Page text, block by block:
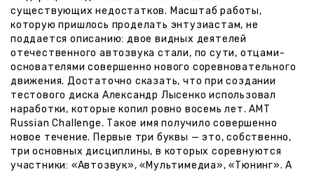
существующих недостатков. Масштаб работы,
которую пришлось проделать энтузиастам, не
поддается описанию: двое видных деятелей
отечественного автозвука стали, по сути, отцами-
основателями совершенно нового соревновательного
движения. Достаточно сказать, что при создании
тестового диска Александр Лысенко использовал
наработки, которые копил ровно восемь лет. АМТ
Russian Challenge. Такое имя получило совершенно
новое течение. Первые три буквы — это, собственно,
три основных дисциплины, в которых соревнуются
участники: «Автозвук», «Мультимедиа», «Тюнинг». А